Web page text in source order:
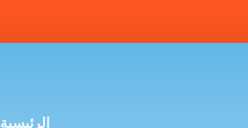
الرئيسية